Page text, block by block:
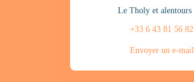
Le Tholy et alentours
+33 6 43 81 56 82
Envoyer un e-mail